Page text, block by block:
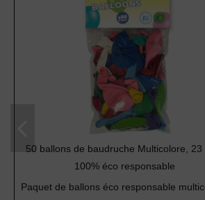
50 ballons de baudruche Multicolore, 23
100% éco responsable
Paquet de ballons éco responsable